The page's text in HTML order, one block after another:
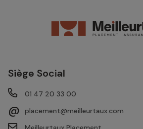
Siège Social
01 47 20 33 00
@
placement@meilleurtaux.com